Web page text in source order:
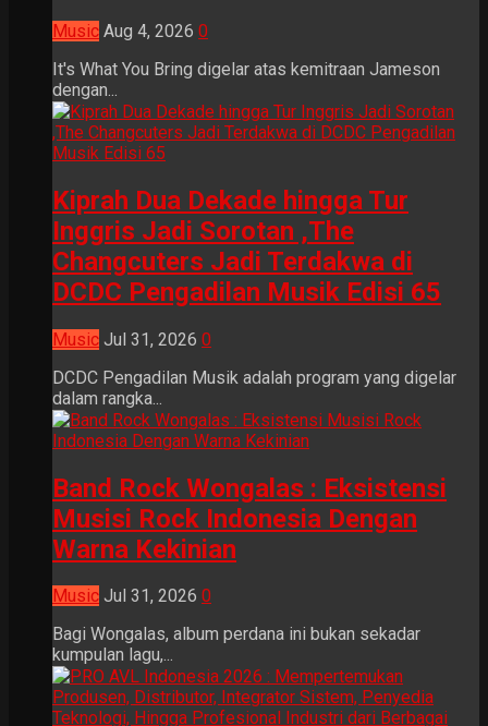
Music Aug 4, 2026 0
It's What You Bring digelar atas kemitraan Jameson
dengan...
Kiprah Dua Dekade hingga Tur
Inggris Jadi Sorotan ,The
Changcuters Jadi Terdakwa di
DCDC Pengadilan Musik Edisi 65
Music Jul 31, 2026 0
DCDC Pengadilan Musik adalah program yang digelar
dalam rangka...
Band Rock Wongalas : Eksistensi
Musisi Rock Indonesia Dengan
Warna Kekinian
Music Jul 31, 2026 0
Bagi Wongalas, album perdana ini bukan sekadar
kumpulan lagu,...